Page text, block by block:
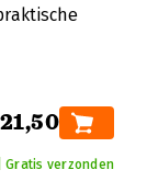
Gratis verzonden